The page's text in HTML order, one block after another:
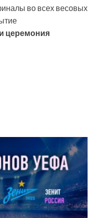
во всех весовых
церемония